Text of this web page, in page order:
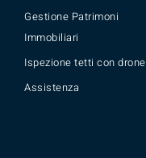
Gestione Patrimoni
Immobiliari
Ispezione tetti con drone
Assistenza